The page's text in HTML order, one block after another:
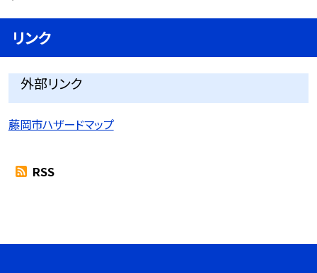
リンク
外部リンク
藤岡市ハザードマップ
RSS